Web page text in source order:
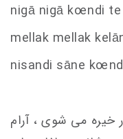
nigā nigā koendi
mellak mellak
nisandi sāne koe
خیره می شوی ، آرام